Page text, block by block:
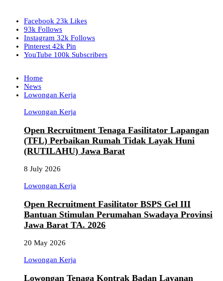
Facebook 23k Likes
93k Follows
Instagram 32k Follows
Pinterest 42k Pin
YouTube 100k Subscribers
Home
News
Lowongan Kerja
Lowongan Kerja
Open Recruitment Tenaga Fasilitator Lapangan
(TFL) Perbaikan Rumah Tidak Layak Huni
(RUTILAHU) Jawa Barat
8 July 2026
Lowongan Kerja
Open Recruitment Fasilitator BSPS Gel III
Bantuan Stimulan Perumahan Swadaya Provinsi
Jawa Barat TA. 2026
20 May 2026
Lowongan Kerja
Lowongan Tenaga Kontrak Badan Layanan